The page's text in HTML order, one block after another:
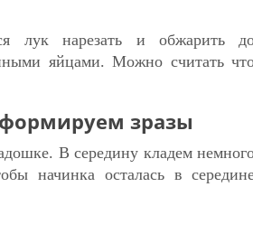
лук нарезать и обжарить
яйцами. Можно считать
зразы
В середину кладем
начинка осталась в